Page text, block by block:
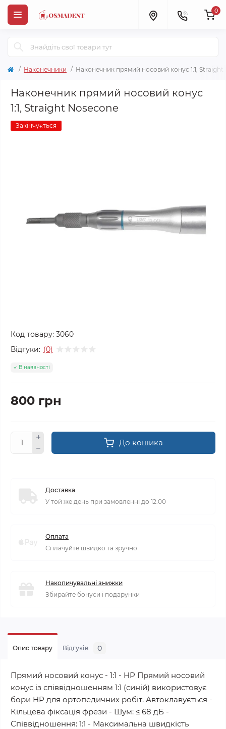
0
Наконечники Наконечник прямий носовий конус 1:1, Straight
Наконечник прямий носовий конус
1:1, Straight Nosecone
Закінчується
Код товару: 3060
Відгуки: (0)
В наявності
800 грн
До кошика
Доставка
У той же день при замовленні до 12:00
Оплата
Сплачуйте швидко та зручно
Накопичувальні знижки
Збирайте бонуси і подарунки
Опис товару Відгуків 0
Прямий носовий конус - 1:1 - HP Прямий носовий
конус із співвідношенням 1:1 (синій) використовує
бори HP для ортопедичних робіт. Автоклавується -
Кільцева фіксація фрези - Шум: ≤ 68 дБ -
Співвідношення: 1:1 - Максимальна швидкість